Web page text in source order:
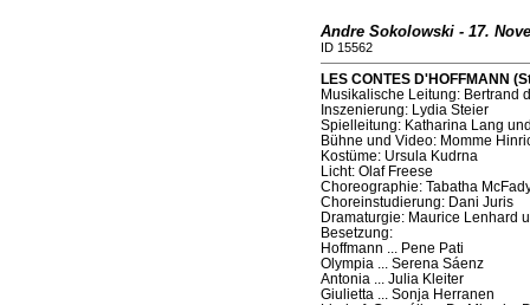
Andre Sokolowski - 17.
ID 15562
LES CONTES D'HOFFMANN
Musikalische Leitung: Bertrand
Inszenierung: Lydia Steier
Spielleitung: Katharina Lang
Bühne und Video: Momme
Kostüme: Ursula Kudrna
Licht: Olaf Freese
Choreographie: Tabatha
Choreinstudierung: Dani Juris
Dramaturgie: Maurice Lenhard
Besetzung:
Hoffmann ... Pene Pati
Olympia ... Serena Sáenz
Antonia ... Julia Kleiter
Giulietta ... Sonja Herranen